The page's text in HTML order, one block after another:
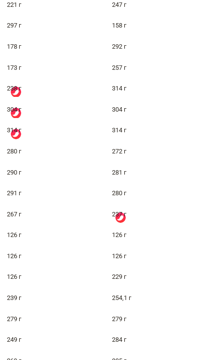
221 г 247 г
297 г 158 г
178 г 292 г
173 г 257 г
238 г 314 г
304 г 304 г
314 г 314 г
280 г 272 г
290 г 281 г
291 г 280 г
267 г 237 г
126 г 126 г
126 г 126 г
126 г 229 г
239 г 254,1 г
279 г 279 г
249 г 284 г